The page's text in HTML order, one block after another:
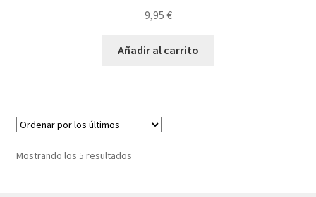
9,95 €
Añadir al carrito
Mostrando los 5 resultadosOrdenado